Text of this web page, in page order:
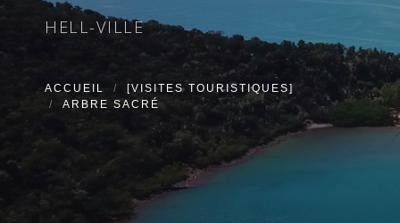
HELL-VILLE
ACCUEIL
[VISITES TOURISTIQUES]
ARBRE SACRÉ